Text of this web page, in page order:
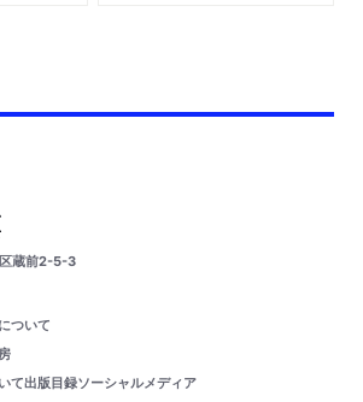
蔵前2-5-3
ついて
て出版目録ソーシャルメディア